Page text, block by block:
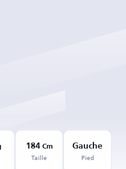
184Cm
Taille
Gauche
Pied